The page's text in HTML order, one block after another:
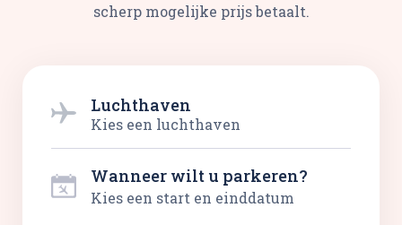
scherp mogelijke prijs betaalt.
Luchthaven
Kies een luchthaven
Wanneer wilt u parkeren?